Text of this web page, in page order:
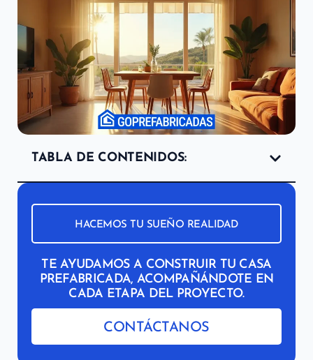
TABLA DE CONTENIDOS:
HACEMOS TU SUEÑO REALIDAD
TE AYUDAMOS A CONSTRUIR TU CASA
PREFABRICADA, ACOMPAÑÁNDOTE EN
CADA ETAPA DEL PROYECTO.
CONTÁCTANOS